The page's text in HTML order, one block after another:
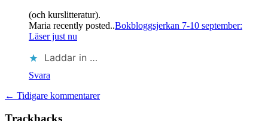
(och kurslitteratur).
Maria recently posted..Bokbloggsjerkan 7-10 september:
Läser just nu
Laddar in …
Svara
← Tidigare kommentarer